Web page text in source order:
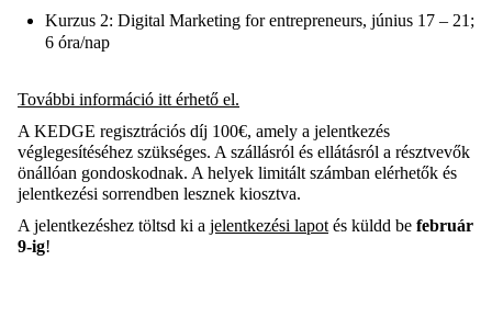
Kurzus 2: Digital Marketing for entrepreneurs, június 17 – 21;
6 óra/nap
További információ itt érhető el.
A KEDGE regisztrációs díj 100€, amely a jelentkezés
véglegesítéséhez szükséges. A szállásról és ellátásról a résztvevők
önállóan gondoskodnak. A helyek limitált számban elérhetők és
jelentkezési sorrendben lesznek kiosztva.
A jelentkezéshez töltsd ki a jelentkezési lapot és küldd be február
9-ig!